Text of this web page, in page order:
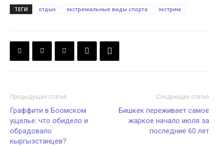
ТЕГИ отдых экстремальные виды спорта экстрим
Предыдущая статья
Граффити в Боомском
ущелье: что обидело и
обрадовало
кыргызстанцев?
Следующая статья
Бишкек переживает самое
жаркое начало июля за
последние 60 лет